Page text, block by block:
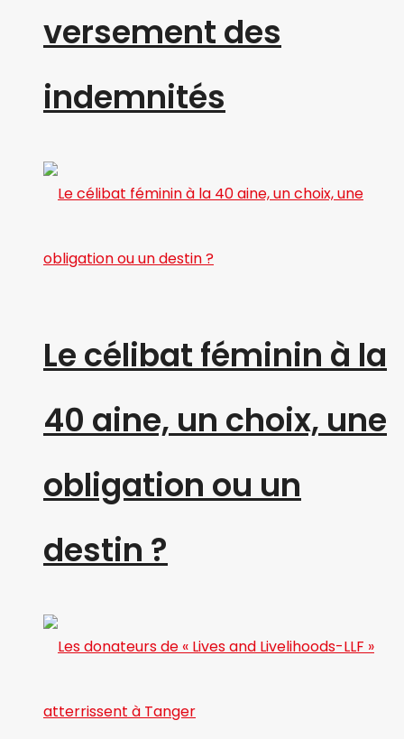
versement des
indemnités
Le célibat féminin à la
40 aine, un choix, une
obligation ou un
destin ?